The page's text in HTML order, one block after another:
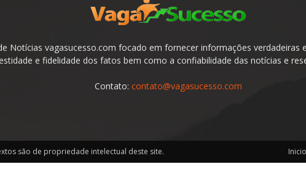
Notícias vagasucesso.com focado em fornecer informações verdadeiras
e fidelidade dos fatos bem como a confiabilidade das notícias e
Contato: contato@vagasucesso.com
Inicio
são de propriedade intelectual deste site.